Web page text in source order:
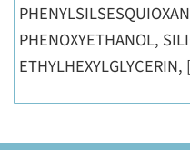
PHENOXYETHANOL,